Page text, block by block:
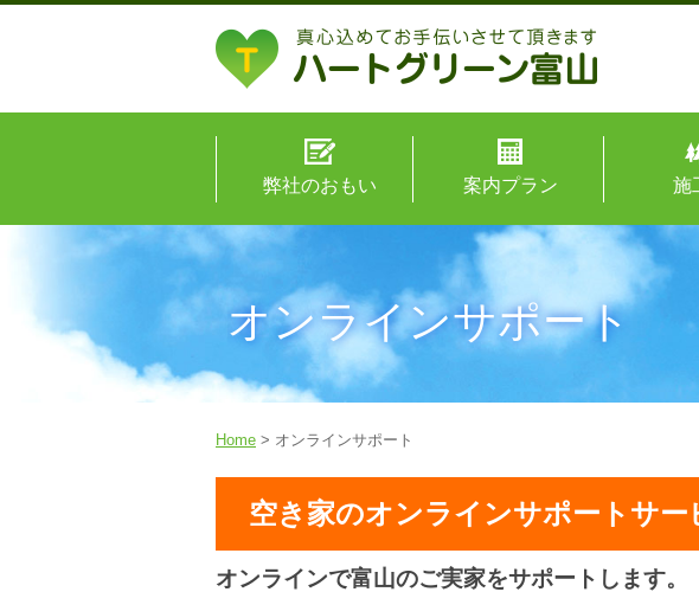
弊社のおもい 案内プラン 施
オンラインサポート
Home > オンラインサポート
空き家のオンラインサポートサー
オンラインで富山のご実家をサポートします。